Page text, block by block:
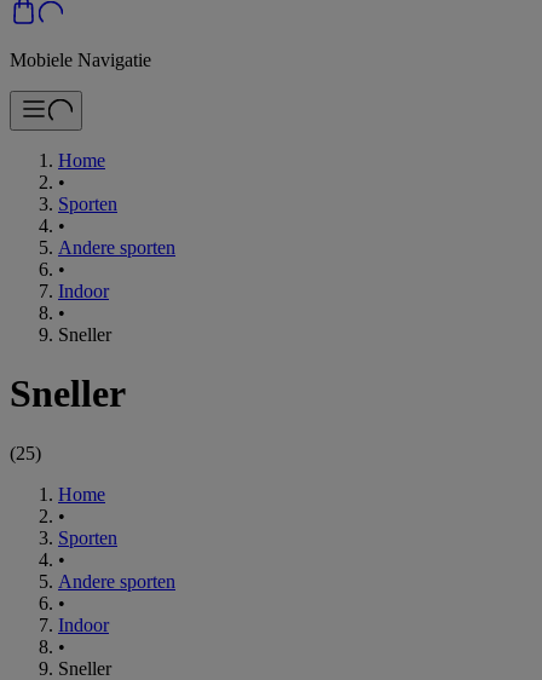
Mobiele Navigatie
Home
•
Sporten
•
Andere sporten
•
Indoor
•
Sneller
Sneller
(25)
Home
•
Sporten
•
Andere sporten
•
Indoor
•
Sneller